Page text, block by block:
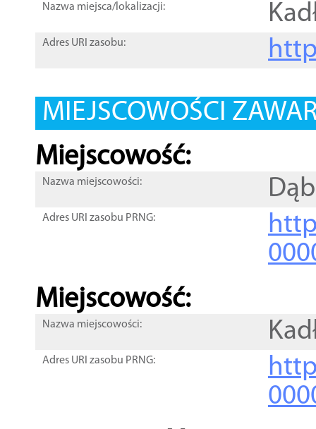
Nazwa miejsca/lokalizacji:
Adres URI zasobu:
MIEJSCOWOŚCI
Miejscowość:
Nazwa miejscowości:
Adres URI zasobu PRNG:
Miejscowość:
Nazwa miejscowości:
Adres URI zasobu PRNG: